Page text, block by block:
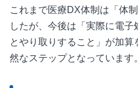
これまで医療DX体制は「体
したが、今後は「実際に電
とやり取りすること」が加
然なステップとなっています。